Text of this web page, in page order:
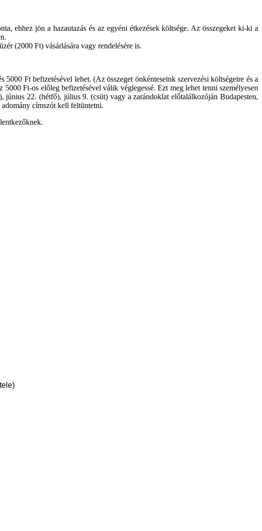
ehhez jön a hazautazás és az egyéni étkezések költsége. Az összegeket ki-ki a
(2000 Ft) vásárlására vagy rendelésére is.
5000 Ft befizetésével lehet. (Az összeget önkénteseink szervezési költségeire és a
Ft-os előleg befizetésével válik véglegessé. Ezt meg lehet tenni személyesen
22. (hétfő), július 9. (csüt) vagy a zarándoklat előtalálkozóján Budapesten,
címszót kell feltüntetni.